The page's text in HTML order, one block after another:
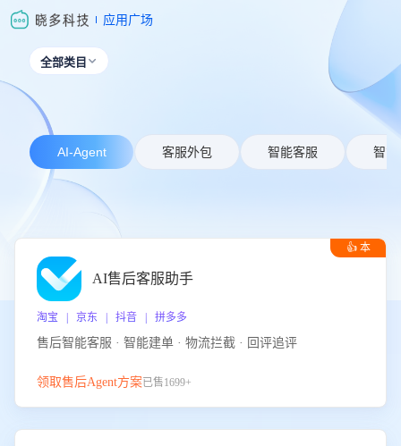
应用广场
全部类目 
AI-Agent 客服外包 智能客服 智能
👍 本
AI售后客服助手
淘宝 | 京东 | 抖音 | 拼多多
售后智能客服 · 智能建单 · 物流拦截 · 回评追评
领取售后Agent方案已售1699+